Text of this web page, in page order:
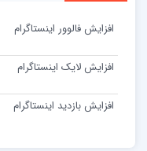
افزایش فالوور اینستاگرام
افزایش لایک اینستاگرام
افزایش بازدید اینستاگرام